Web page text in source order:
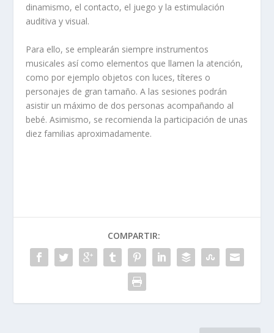
dinamismo, el contacto, el juego y la estimulación
auditiva y visual.
Para ello, se emplearán siempre instrumentos
musicales así como elementos que llamen la atención,
como por ejemplo objetos con luces, títeres o
personajes de gran tamaño. A las sesiones podrán
asistir un máximo de dos personas acompañando al
bebé. Asimismo, se recomienda la participación de unas
diez familias aproximadamente.
COMPARTIR: